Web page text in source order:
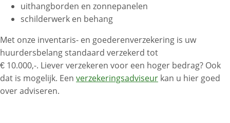
uithangborden en zonnepanelen
schilderwerk en behang
Met onze inventaris- en goederenverzekering is uw
huurdersbelang standaard verzekerd tot
€ 10.000,-. Liever verzekeren voor een hoger bedrag? Ook
dat is mogelijk. Een verzekeringsadviseur kan u hier goed
over adviseren.